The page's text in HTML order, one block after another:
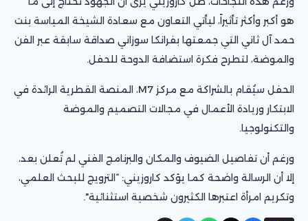
هو أكبر وأكثر تأثيراً، ليأتي التعاون مع سعادة الشيخة المياسة بنت
حمد آل ثاني التي جمعتها بفرانكا سوزاني صداقة سابقة عبر الفن
والموضة، لتطرح فكرة استضافة الدوحة للحفل.
الحفل سيُقام بالشراكة مع مركز M7، المنصة القطرية الرائدة في
الابتكار وريادة الأعمال في مجالات التصميم والموضة
والتكنولوجيا.
ورغم أن تفاصيل الضيوف والمكان والبرنامج الفني لم تُعلن بعد،
إلا أن الرسالة واضحة كما يؤكد كاروزيني: “الترويج للبحث العلمي،
وتكريم امرأة اعتبرها الكثيرون شخصية استثنائية".